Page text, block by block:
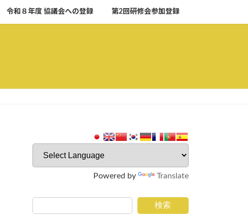
令和８年度 協議会への登録 第2回研修会参加登録
Powered by Translate
検索